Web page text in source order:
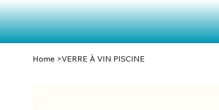
Home >VERRE À VIN PISCINE